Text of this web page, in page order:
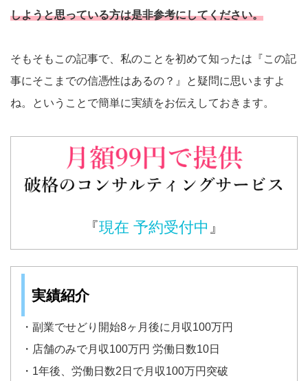
しようと思っている方は是非参考にしてください。
そもそもこの記事で、私のことを初めて知ったは『この記
事にそこまでの信憑性はあるの？』と疑問に思いますよ
ね。ということで簡単に実績をお伝えしておきます。
『現在 予約受付中 』
実績紹介
・副業でせどり開始8ヶ月後に月収100万円
・店舗のみで月収100万円 労働日数10日
・1年後、労働日数2日で月収100万円突破